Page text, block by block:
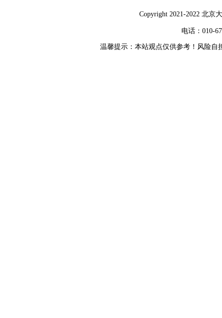
Copyright 2021-2022 北京
电话：010-
温馨提示：本站观点仅供参考！风险自